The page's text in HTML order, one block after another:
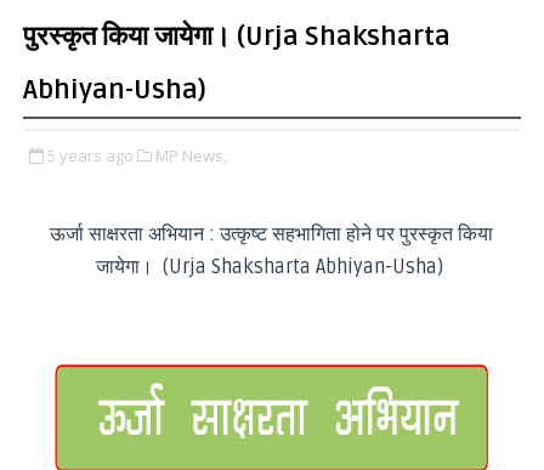
पुरस्कृत किया जायेगा। (Urja Shaksharta
Abhiyan-Usha)
5 years ago MP News,
ऊर्जा साक्षरता अभियान : उत्कृष्ट सहभागिता होने पर पुरस्कृत किया
जायेगा। (Urja Shaksharta Abhiyan-Usha)